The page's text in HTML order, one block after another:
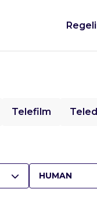
Telefilm
HUMAN